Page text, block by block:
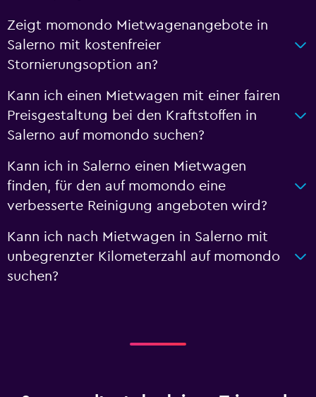
Zeigt momondo Mietwagenangebote in
Salerno mit kostenfreier
Stornierungsoption an?
Kann ich einen Mietwagen mit einer fairen
Preisgestaltung bei den Kraftstoffen in
Salerno auf momondo suchen?
Kann ich in Salerno einen Mietwagen
finden, für den auf momondo eine
verbesserte Reinigung angeboten wird?
Kann ich nach Mietwagen in Salerno mit
unbegrenzter Kilometerzahl auf momondo
suchen?